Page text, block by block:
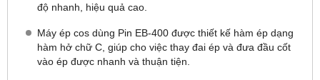
độ nhanh, hiệu quả cao.
Máy ép cos dùng Pin EB-400 được thiết kế hàm ép dạng
hàm hở chữ C, giúp cho việc thay đai ép và đưa đầu cốt
vào ép được nhanh và thuận tiện.